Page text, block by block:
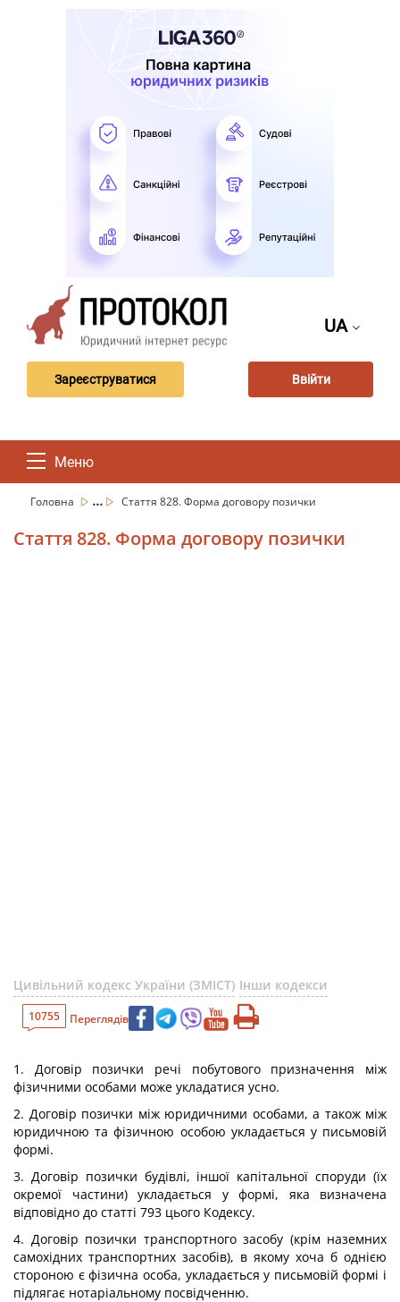
UA
Зареєструватися Ввійти
Меню
Головна ... Стаття 828. Форма договору позички
Стаття 828. Форма договору позички
Цивільний кодекс України (ЗМІСТ) Інши кодекси
10755 Переглядів
1. Договір позички речі побутового призначення між
фізичними особами може укладатися усно.
2. Договір позички між юридичними особами, а також між
юридичною та фізичною особою укладається у письмовій
формі.
3. Договір позички будівлі, іншої капітальної споруди (їх
окремої частини) укладається у формі, яка визначена
відповідно до статті 793 цього Кодексу.
4. Договір позички транспортного засобу (крім наземних
самохідних транспортних засобів), в якому хоча б однією
стороною є фізична особа, укладається у письмовій формі і
підлягає нотаріальному посвідченню.